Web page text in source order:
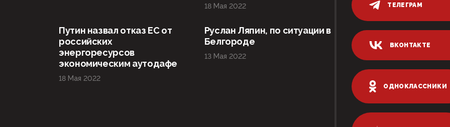
18 Мая 2022
Путин назвал отказ ЕС от
российских
энергоресурсов
экономическим аутодафе
18 Мая 2022
Руслан Ляпин, по ситуации в
Белгороде
13 Мая 2022
ТЕЛЕГРАМ
ВКОНТАКТЕ
ОДНОКЛАССНИКИ